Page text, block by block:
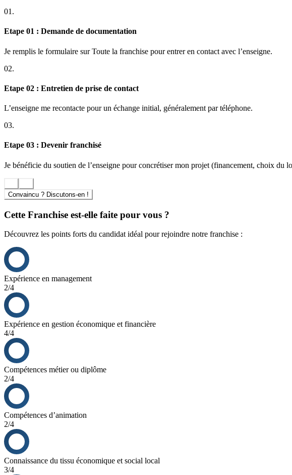
01.
Etape 01 : Demande de documentation
Je remplis le formulaire sur Toute la franchise pour entrer en contact avec l’enseigne.
02.
Etape 02 : Entretien de prise de contact
L’enseigne me recontacte pour un échange initial, généralement par téléphone.
03.
Etape 03 : Devenir franchisé
Je bénéficie du soutien de l’enseigne pour concrétiser mon projet (financement, choix du
Convaincu ? Discutons-en !
Cette Franchise est-elle faite pour vous ?
Découvrez les points forts du candidat idéal pour rejoindre notre franchise :
Expérience en management
2/4
Expérience en gestion économique et financière
4/4
Compétences métier ou diplôme
2/4
Compétences d’animation
2/4
Connaissance du tissu économique et social local
3/4